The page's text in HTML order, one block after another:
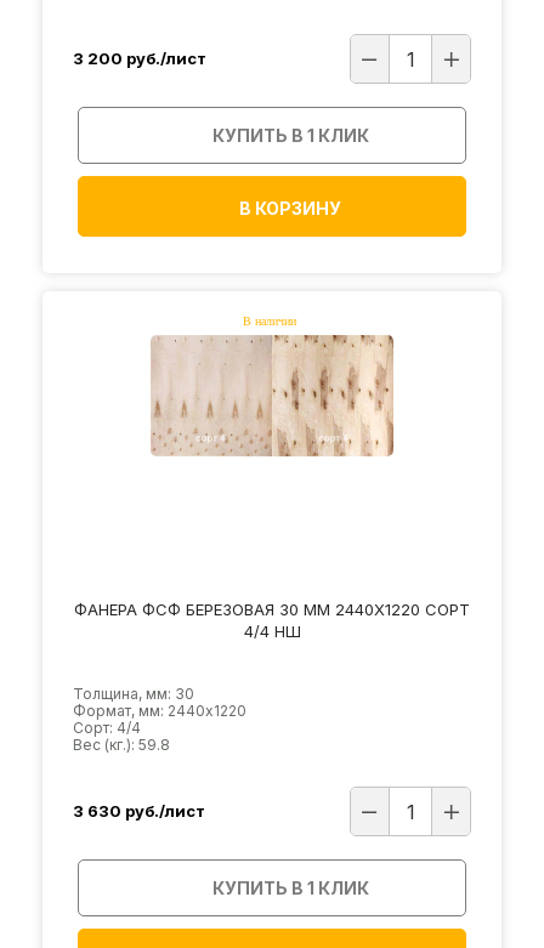
3 200 руб./лист
КУПИТЬ В 1 КЛИК
В КОРЗИНУ
ФАНЕРА ФСФ БЕРЕЗОВАЯ 30 ММ 2440Х1220 СОРТ
4/4 НШ
Толщина, мм: 30
Формат, мм: 2440х1220
Сорт: 4/4
Вес (кг.): 59.8
3 630 руб./лист
КУПИТЬ В 1 КЛИК